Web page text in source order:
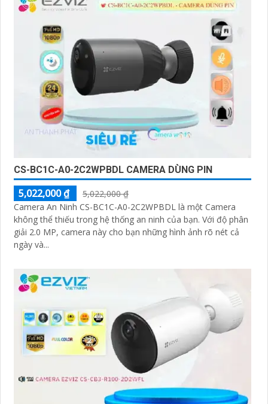
CS-BC1C-A0-2C2WPBDL CAMERA DÙNG PIN
5,022,000 ₫
5,022,000 ₫
Camera An Ninh CS-BC1C-A0-2C2WPBDL là một Camera
không thể thiếu trong hệ thống an ninh của bạn. Với độ phân
giải 2.0 MP, camera này cho bạn những hình ảnh rõ nét cả
ngày và...